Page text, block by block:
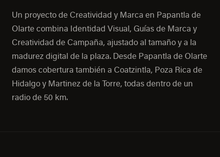
Un proyecto de Creatividad y Marca en Papantla de
Olarte combina Identidad Visual, Guías de Marca y
Creatividad de Campaña, ajustado al tamaño y a la
madurez digital de la plaza. Desde Papantla de Olarte
damos cobertura también a Coatzintla, Poza Rica de
Hidalgo y Martinez de la Torre, todas dentro de un
radio de 50 km.